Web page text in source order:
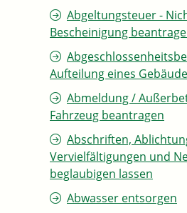
Abgeltungsteuer -
Bescheinigung
Aufteilung eines
Abmeldung /
Fahrzeug beantragen
Abschriften,
Vervielfältigungen und
beglaubigen lassen
Abwasser entsorgen